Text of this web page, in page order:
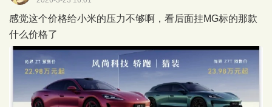
感觉这个价格给小米的压力不够啊，看后面挂MG标的那款
什么价格了